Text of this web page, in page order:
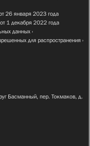
26 января 2023 года
1 декабря 2022 года
данных
для распространения
Басманный, пер. Токмаков, д.